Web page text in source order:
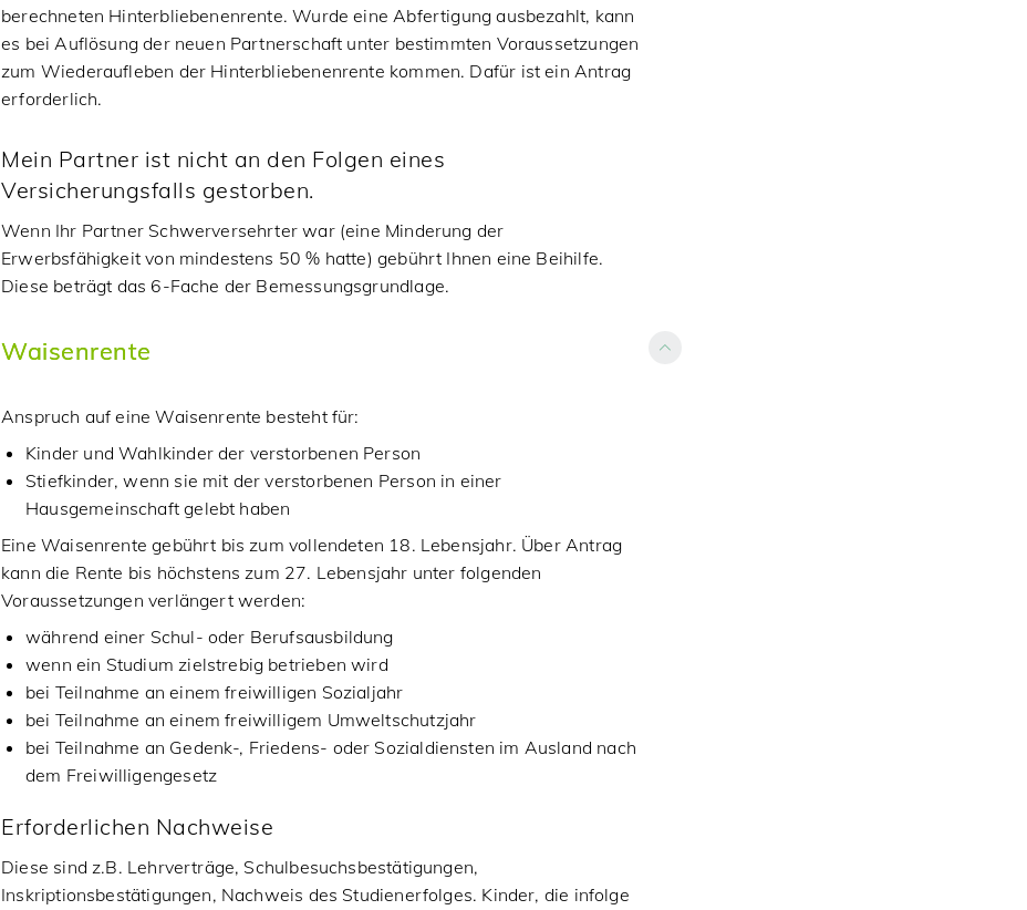
berechneten Hinterbliebenenrente. Wurde eine Abfertigung ausbezahlt, kann
es bei Auflösung der neuen Partnerschaft unter bestimmten Voraussetzungen
zum Wiederaufleben der Hinterbliebenenrente kommen. Dafür ist ein Antrag
erforderlich.
Mein Partner ist nicht an den Folgen eines
Versicherungsfalls gestorben.
Wenn Ihr Partner Schwerversehrter war (eine Minderung der
Erwerbsfähigkeit von mindestens 50 % hatte) gebührt Ihnen eine Beihilfe.
Diese beträgt das 6-Fache der Bemessungsgrundlage.
Waisenrente
Anspruch auf eine Waisenrente besteht für:
Kinder und Wahlkinder der verstorbenen Person
Stiefkinder, wenn sie mit der verstorbenen Person in einer
Hausgemeinschaft gelebt haben
Eine Waisenrente gebührt bis zum vollendeten 18. Lebensjahr. Über Antrag
kann die Rente bis höchstens zum 27. Lebensjahr unter folgenden
Voraussetzungen verlängert werden:
während einer Schul- oder Berufsausbildung
wenn ein Studium zielstrebig betrieben wird
bei Teilnahme an einem freiwilligen Sozialjahr
bei Teilnahme an einem freiwilligem Umweltschutzjahr
bei Teilnahme an Gedenk-, Friedens- oder Sozialdiensten im Ausland nach
dem Freiwilligengesetz
Erforderlichen Nachweise
Diese sind z.B. Lehrverträge, Schulbesuchsbestätigungen,
Inskriptionsbestätigungen, Nachweis des Studienerfolges. Kinder, die infolge